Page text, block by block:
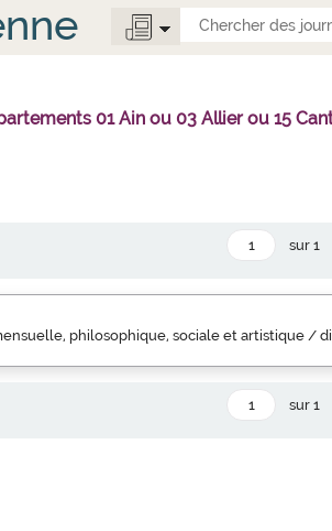
01 Ain ou 03 Allier ou 15
sur 1
philosophique, sociale et artistique /
sur 1